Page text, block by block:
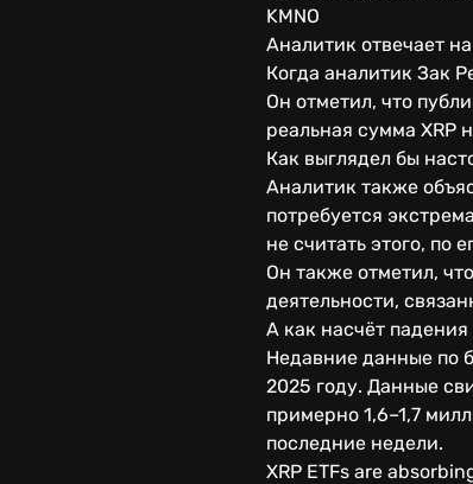
KMNO
Аналитик отвечает
Когда аналитик Зак
Он отметил, что
реальная сумма XRP
Как выглядел бы
Аналитик также
потребуется
не считать этого, по
Он также отметил,
деятельности,
А как насчёт
Недавние данные по
2025 году. Данные
примерно 1,6–1,7
последние недели.
XRP ETFs are